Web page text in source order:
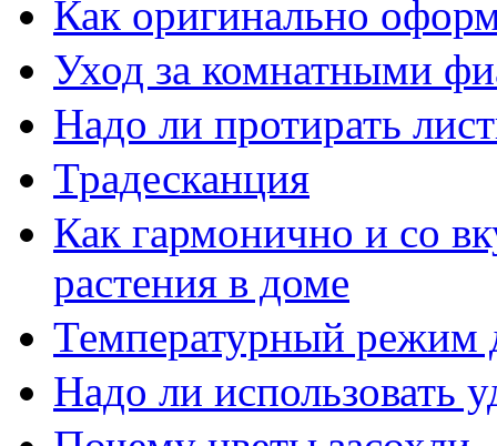
Как оригинально
Уход за комнатными
Надо ли протирать
Традесканция
Как гармонично и со
растения в доме
Температурный режим
Надо ли использовать